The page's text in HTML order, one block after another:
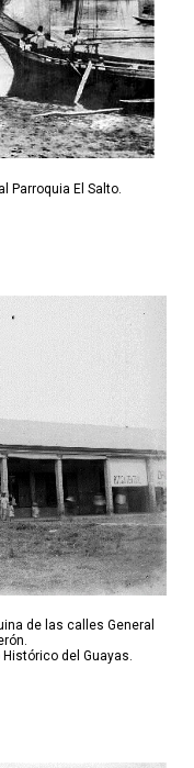
Parroquia El Salto.
de las calles General
del Guayas.